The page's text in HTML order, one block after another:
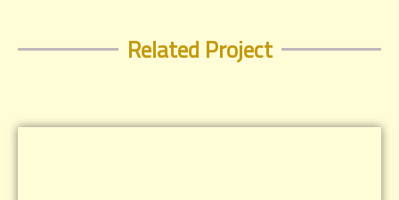
Related Project